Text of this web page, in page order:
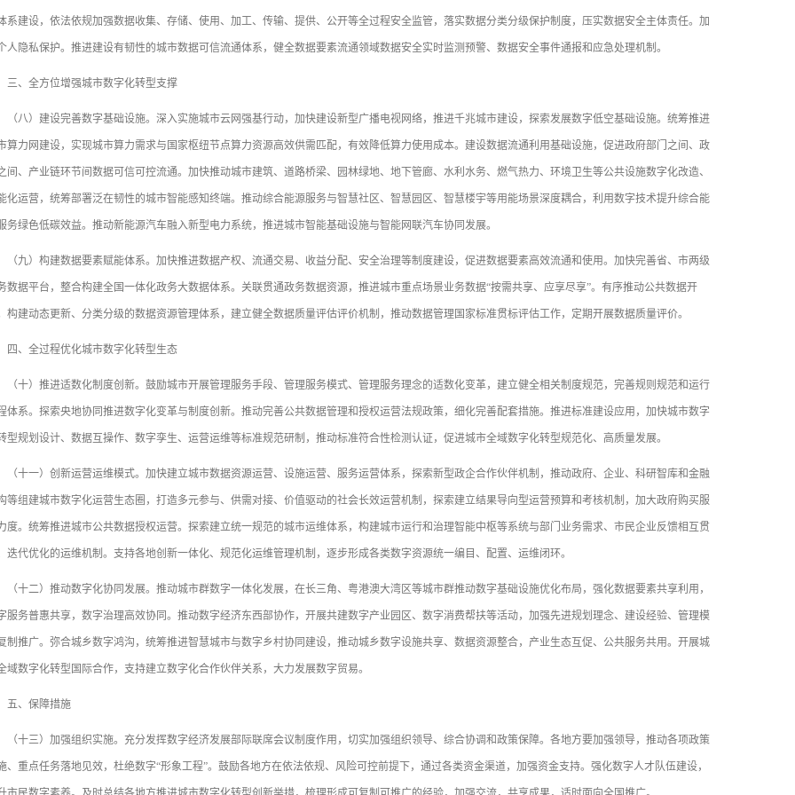
系建设，依法依规加强数据收集、存储、使用、加工、传输、提供、公开等全过程安全监管，落实数据分类分级保护制度，压实数据安全主体责任。加
人隐私保护。推进建设有韧性的城市数据可信流通体系，健全数据要素流通领域数据安全实时监测预警、数据安全事件通报和应急处理机制。
、全方位增强城市数字化转型支撑
八）建设完善数字基础设施。深入实施城市云网强基行动，加快建设新型广播电视网络，推进千兆城市建设，探索发展数字低空基础设施。统筹推进
算力网建设，实现城市算力需求与国家枢纽节点算力资源高效供需匹配，有效降低算力使用成本。建设数据流通利用基础设施，促进政府部门之间、政
间、产业链环节间数据可信可控流通。加快推动城市建筑、道路桥梁、园林绿地、地下管廊、水利水务、燃气热力、环境卫生等公共设施数字化改造、
化运营，统筹部署泛在韧性的城市智能感知终端。推动综合能源服务与智慧社区、智慧园区、智慧楼宇等用能场景深度耦合，利用数字技术提升综合能
务绿色低碳效益。推动新能源汽车融入新型电力系统，推进城市智能基础设施与智能网联汽车协同发展。
九）构建数据要素赋能体系。加快推进数据产权、流通交易、收益分配、安全治理等制度建设，促进数据要素高效流通和使用。加快完善省、市两级
数据平台，整合构建全国一体化政务大数据体系。关联贯通政务数据资源，推进城市重点场景业务数据“按需共享、应享尽享”。有序推动公共数据开
构建动态更新、分类分级的数据资源管理体系，建立健全数据质量评估评价机制，推动数据管理国家标准贯标评估工作，定期开展数据质量评价。
、全过程优化城市数字化转型生态
十）推进适数化制度创新。鼓励城市开展管理服务手段、管理服务模式、管理服务理念的适数化变革，建立健全相关制度规范，完善规则规范和运行
体系。探索央地协同推进数字化变革与制度创新。推动完善公共数据管理和授权运营法规政策，细化完善配套措施。推进标准建设应用，加快城市数字
型规划设计、数据互操作、数字孪生、运营运维等标准规范研制，推动标准符合性检测认证，促进城市全域数字化转型规范化、高质量发展。
十一）创新运营运维模式。加快建立城市数据资源运营、设施运营、服务运营体系，探索新型政企合作伙伴机制，推动政府、企业、科研智库和金融
等组建城市数字化运营生态圈，打造多元参与、供需对接、价值驱动的社会长效运营机制，探索建立结果导向型运营预算和考核机制，加大政府购买服
度。统筹推进城市公共数据授权运营。探索建立统一规范的城市运维体系，构建城市运行和治理智能中枢等系统与部门业务需求、市民企业反馈相互贯
迭代优化的运维机制。支持各地创新一体化、规范化运维管理机制，逐步形成各类数字资源统一编目、配置、运维闭环。
十二）推动数字化协同发展。推动城市群数字一体化发展，在长三角、粤港澳大湾区等城市群推动数字基础设施优化布局，强化数据要素共享利用，
服务普惠共享，数字治理高效协同。推动数字经济东西部协作，开展共建数字产业园区、数字消费帮扶等活动，加强先进规划理念、建设经验、管理模
制推广。弥合城乡数字鸿沟，统筹推进智慧城市与数字乡村协同建设，推动城乡数字设施共享、数据资源整合，产业生态互促、公共服务共用。开展城
域数字化转型国际合作，支持建立数字化合作伙伴关系，大力发展数字贸易。
、保障措施
十三）加强组织实施。充分发挥数字经济发展部际联席会议制度作用，切实加强组织领导、综合协调和政策保障。各地方要加强领导，推动各项政策
、重点任务落地见效，杜绝数字“形象工程”。鼓励各地方在依法依规、风险可控前提下，通过各类资金渠道，加强资金支持。强化数字人才队伍建设，